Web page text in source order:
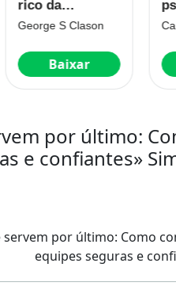
psicologia do
Carol S. Dweck
Baixar
por último:
e confiantes»
servem por último: Como
equipes seguras e